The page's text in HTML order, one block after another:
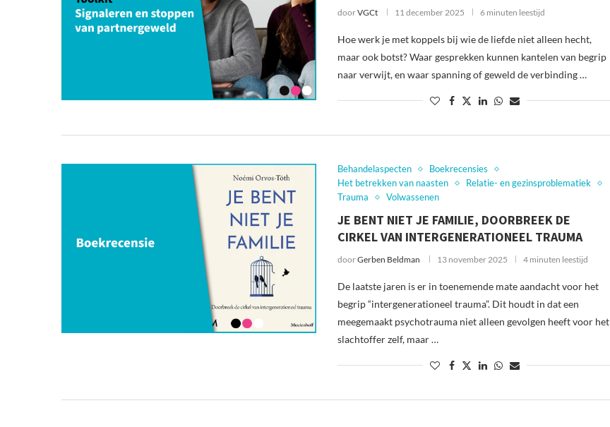
doorVGCt 11 december 2025 6 minuten leestijd
Hoe werk je met koppels bij wie de liefde niet alleen hecht,
maar ook botst? Waar gesprekken kunnen kantelen van begrip
naar verwijt, en waar spanning of geweld de verbinding …
Behandelaspecten
Boekrecensies
Het betrekken van naasten
Relatie- en gezinsproblematiek
Trauma
Volwassenen
JE BENT NIET JE FAMILIE, DOORBREEK DE
CIRKEL VAN INTERGENERATIONEEL TRAUMA
doorGerben Beldman 13 november 2025 4 minuten leestijd
De laatste jaren is er in toenemende mate aandacht voor het
begrip “intergenerationeel trauma”. Dit houdt in dat een
meegemaakt psychotrauma niet alleen gevolgen heeft voor het
slachtoffer zelf, maar …